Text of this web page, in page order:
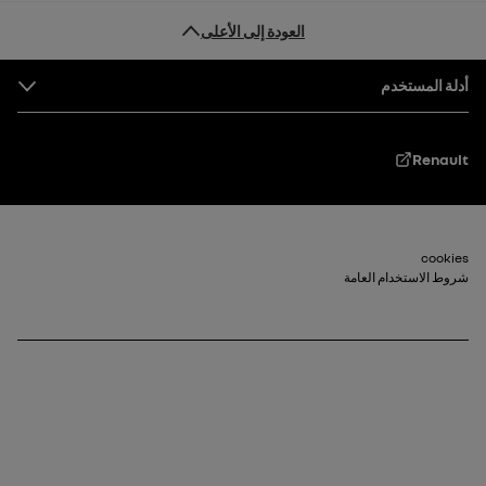
العودة إلى الأعلى
التذييل
أدلة المستخدم
Renault
Footer_2
cookies
شروط الاستخدام العامة